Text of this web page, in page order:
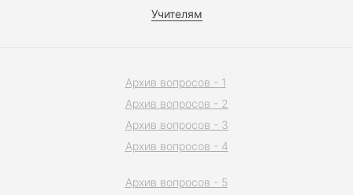
Учителям
Архив вопросов - 1
Архив вопросов - 2
Архив вопросов - 3
Архив вопросов - 4
Архив вопросов - 5